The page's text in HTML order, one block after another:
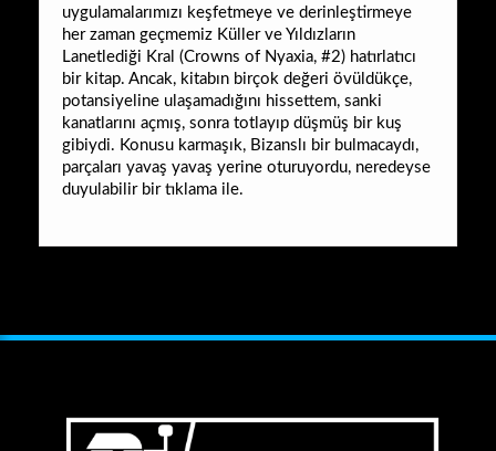
uygulamalarımızı keşfetmeye ve derinleştirmeye
her zaman geçmemiz Küller ve Yıldızların
Lanetlediği Kral (Crowns of Nyaxia, #2) hatırlatıcı
bir kitap. Ancak, kitabın birçok değeri övüldükçe,
potansiyeline ulaşamadığını hissettem, sanki
kanatlarını açmış, sonra totlayıp düşmüş bir kuş
gibiydi. Konusu karmaşık, Bizanslı bir bulmacaydı,
parçaları yavaş yavaş yerine oturuyordu, neredeyse
duyulabilir bir tıklama ile.